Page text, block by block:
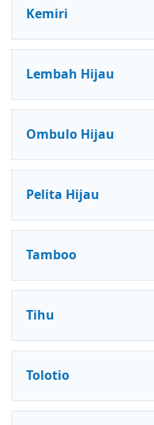
Kemiri
Lembah Hijau
Ombulo Hijau
Pelita Hijau
Tamboo
Tihu
Tolotio